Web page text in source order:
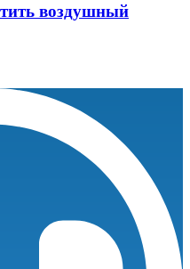
воздушный